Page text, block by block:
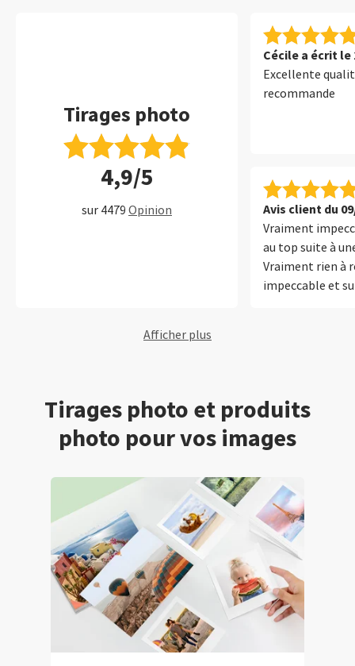
Tirages photo
4,9/5
sur 4479 Opinion
Cécile a écrit le
Excellente
recommande
Avis client du
Vraiment
au top suite à
Vraiment rien à
impeccable et
Afficher plus
Tirages photo et produits
photo pour vos images